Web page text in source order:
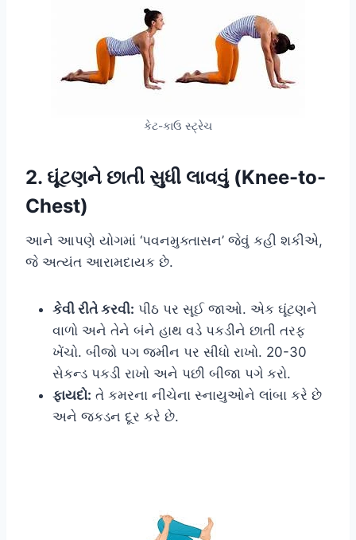
કેટ-કાઉ સ્ટ્રેચ
2. ઘૂંટણને છાતી સુધી લાવવું (Knee-to-
Chest)
આને આપણે યોગમાં ‘પવનમુક્તાસન’ જેવું કહી શકીએ,
જે અત્યંત આરામદાયક છે.
કેવી રીતે કરવી: પીઠ પર સૂઈ જાઓ. એક ઘૂંટણને
વાળો અને તેને બંને હાથ વડે પકડીને છાતી તરફ
ખેંચો. બીજો પગ જમીન પર સીધો રાખો. 20-30
સેકન્ડ પકડી રાખો અને પછી બીજા પગે કરો.
ફાયદો: તે કમરના નીચેના સ્નાયુઓને લાંબા કરે છે
અને જકડન દૂર કરે છે.